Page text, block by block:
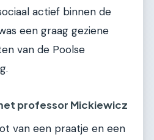
actief binnen de
een graag geziene
van de Poolse
professor Mickiewicz
van een praatje en een